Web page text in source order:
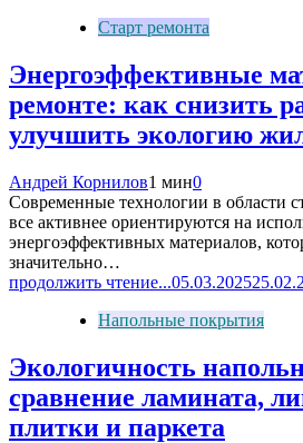
Старт ремонта
Энергоэффективные
ремонте: как снизить
улучшить экологию
Андрей Корнилов1 мин0
Современные технологии в области
все активнее ориентируются на
энергоэффективных материалов,
значительно…
продолжить чтение...05.03.2025
Напольные покрытия
Экологичность
сравнение ламината,
плитки и паркета